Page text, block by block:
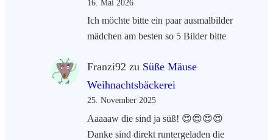
16. Mai 2026
Ich möchte bitte ein paar ausmalbilder
mädchen am besten so 5 Bilder bitte
Franzi92 zu Süße Mäuse
Weihnachtsbäckerei
25. November 2025
Aaaaaw die sind ja süß! 😍😍😍😍
Danke sind direkt runtergeladen die